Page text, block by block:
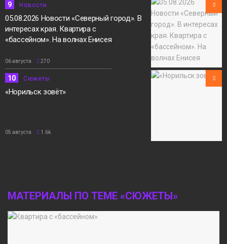
9 Новости
05.08.2026 Новости «Северный город». В
интересах края. Квартира с
«бассейном». На волнах Енисея
06 августа 270
10 Сюжеты
«Норильск зовёт»
05 августа 1.6k
МАТЕРИАЛЫ ПО ТЕМЕ «СЮЖЕТЫ»